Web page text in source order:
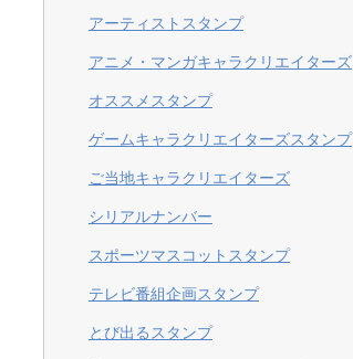
アーティストスタンプ
アニメ・マンガキャラクリエイターズ
オススメスタンプ
ゲームキャラクリエイターズスタンプ
ご当地キャラクリエイターズ
シリアルナンバー
スポーツマスコットスタンプ
テレビ番組企画スタンプ
とび出るスタンプ